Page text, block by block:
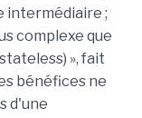
intermédiaire ;
complexe que
», fait
bénéfices ne
d'une